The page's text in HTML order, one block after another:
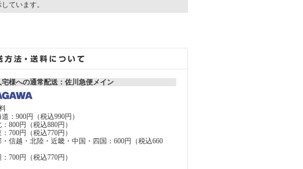
ています。
宅様への通常配送：佐川急便メイン
：900円（税込990円）
800円（税込880円）
700円（税込770円）
・信越・北陸・近畿・中国・四国：600円（税込660
700円（税込770円）